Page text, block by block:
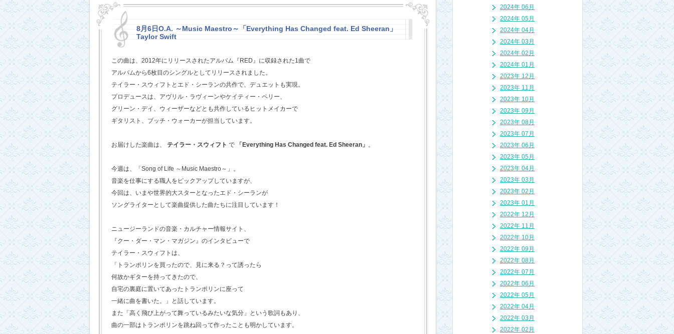
8月6日O.A. ～Music Maestro～「Everything Has Changed feat. Ed Sheeran」
Taylor Swift
この曲は、2012年にリリースされたアルバム『RED』に収録された1曲で
アルバムから6枚目のシングルとしてリリースされました。
テイラー・スウィフトとエド・シーランの共作で、デュエットも実現。
プロデュースは、アヴリル・ラヴィーンやケイティー・ペリー、
グリーン・デイ、ウィーザーなどとも共作しているヒットメイカーで
ギタリスト、ブッチ・ウォーカーが担当しています。
お届けした楽曲は、 テイラー・スウィフト で 「Everything Has Changed feat. Ed Sheeran」 。
今週は、「Song of Life ～Music Maestro～」。
音楽を仕事にする職人をピックアップしていますが、
今回は、いまや世界的大スターとなったエド・シーランが
ソングライターとして楽曲提供した曲たちに注目しています！
ニュージーランドの音楽・カルチャー情報サイト、
『クー・ダー・マン・マガジン』のインタビューで
テイラー・スウィフトは、
「トランポリンを買ったので、見に来る？って誘ったら
何故かギターを持ってきたので、
自宅の裏庭に置いてあったトランポリンに座って
一緒に曲を書いた。」と話しています。
また「高く飛び上がって舞っているみたいな気分」という歌詞もあり、
曲の一部はトランポリンを跳ね回って作ったことも明かしています。
2024年 06月
2024年 05月
2024年 04月
2024年 03月
2024年 02月
2024年 01月
2023年 12月
2023年 11月
2023年 10月
2023年 09月
2023年 08月
2023年 07月
2023年 06月
2023年 05月
2023年 04月
2023年 03月
2023年 02月
2023年 01月
2022年 12月
2022年 11月
2022年 10月
2022年 09月
2022年 08月
2022年 07月
2022年 06月
2022年 05月
2022年 04月
2022年 03月
2022年 02月